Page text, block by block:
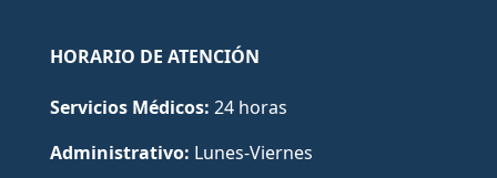
HORARIO DE ATENCIÓN
Servicios Médicos: 24 horas
Administrativo: Lunes-Viernes